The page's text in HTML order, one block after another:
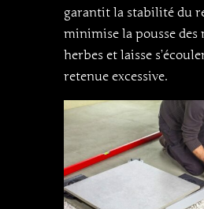
garantit la stabilité du
minimise la pousse des
herbes et laisse
retenue excessive.